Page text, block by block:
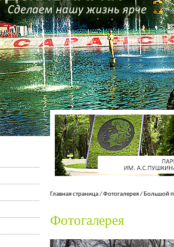
Главная страница/Фотогалерея/ Большой
Фотогалерея